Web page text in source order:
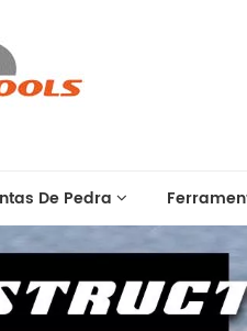
De Pedra